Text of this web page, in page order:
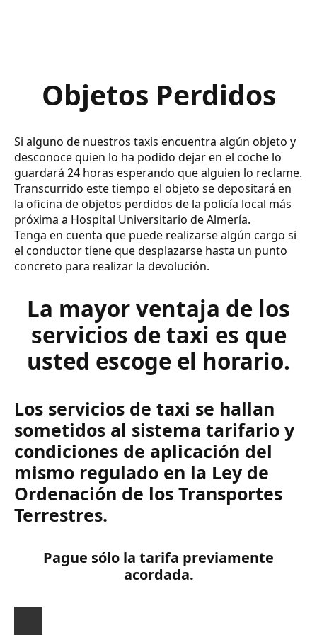
Objetos Perdidos
Si alguno de nuestros taxis encuentra algún objeto y
desconoce quien lo ha podido dejar en el coche lo
guardará 24 horas esperando que alguien lo reclame.
Transcurrido este tiempo el objeto se depositará en
la oficina de objetos perdidos de la policía local más
próxima a Hospital Universitario de Almería.
Tenga en cuenta que puede realizarse algún cargo si
el conductor tiene que desplazarse hasta un punto
concreto para realizar la devolución.
La mayor ventaja de los
servicios de taxi es que
usted escoge el horario.
Los servicios de taxi se hallan
sometidos al sistema tarifario y
condiciones de aplicación del
mismo regulado en la Ley de
Ordenación de los Transportes
Terrestres.
Pague sólo la tarifa previamente
acordada.